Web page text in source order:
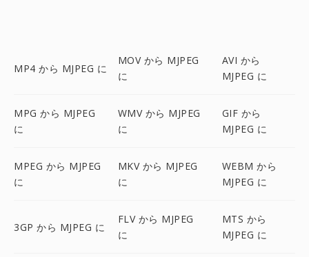
MP4 から MJPEG に
MOV から MJPEG
に
AVI から
MJPEG に
MPG から MJPEG
に
WMV から MJPEG
に
GIF から
MJPEG に
MPEG から MJPEG
に
MKV から MJPEG
に
WEBM から
MJPEG に
3GP から MJPEG に
FLV から MJPEG
に
MTS から
MJPEG に